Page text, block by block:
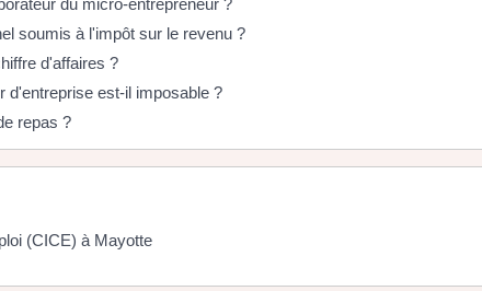
du micro-entrepreneur ?
soumis à l'impôt sur le revenu ?
d'affaires ?
d'entreprise est-il imposable ?
repas ?
(CICE) à Mayotte